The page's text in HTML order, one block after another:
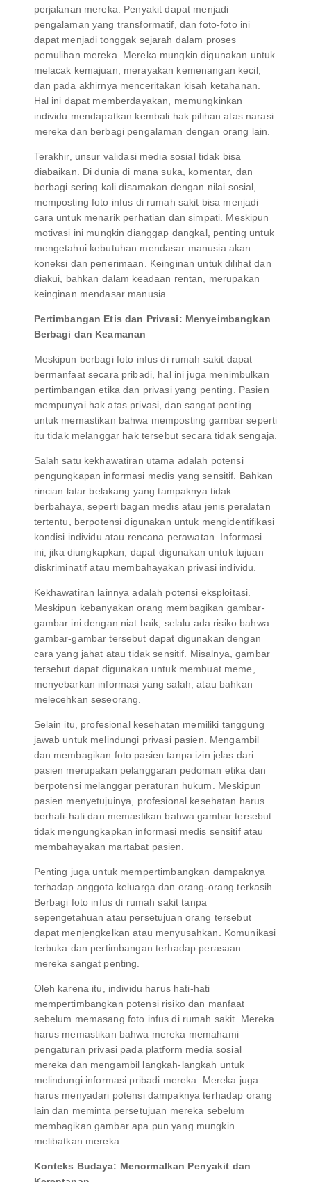
perjalanan mereka. Penyakit dapat menjadi
pengalaman yang transformatif, dan foto-foto ini
dapat menjadi tonggak sejarah dalam proses
pemulihan mereka. Mereka mungkin digunakan untuk
melacak kemajuan, merayakan kemenangan kecil,
dan pada akhirnya menceritakan kisah ketahanan.
Hal ini dapat memberdayakan, memungkinkan
individu mendapatkan kembali hak pilihan atas narasi
mereka dan berbagi pengalaman dengan orang lain.
Terakhir, unsur validasi media sosial tidak bisa
diabaikan. Di dunia di mana suka, komentar, dan
berbagi sering kali disamakan dengan nilai sosial,
memposting foto infus di rumah sakit bisa menjadi
cara untuk menarik perhatian dan simpati. Meskipun
motivasi ini mungkin dianggap dangkal, penting untuk
mengetahui kebutuhan mendasar manusia akan
koneksi dan penerimaan. Keinginan untuk dilihat dan
diakui, bahkan dalam keadaan rentan, merupakan
keinginan mendasar manusia.
Pertimbangan Etis dan Privasi: Menyeimbangkan
Berbagi dan Keamanan
Meskipun berbagi foto infus di rumah sakit dapat
bermanfaat secara pribadi, hal ini juga menimbulkan
pertimbangan etika dan privasi yang penting. Pasien
mempunyai hak atas privasi, dan sangat penting
untuk memastikan bahwa memposting gambar seperti
itu tidak melanggar hak tersebut secara tidak sengaja.
Salah satu kekhawatiran utama adalah potensi
pengungkapan informasi medis yang sensitif. Bahkan
rincian latar belakang yang tampaknya tidak
berbahaya, seperti bagan medis atau jenis peralatan
tertentu, berpotensi digunakan untuk mengidentifikasi
kondisi individu atau rencana perawatan. Informasi
ini, jika diungkapkan, dapat digunakan untuk tujuan
diskriminatif atau membahayakan privasi individu.
Kekhawatiran lainnya adalah potensi eksploitasi.
Meskipun kebanyakan orang membagikan gambar-
gambar ini dengan niat baik, selalu ada risiko bahwa
gambar-gambar tersebut dapat digunakan dengan
cara yang jahat atau tidak sensitif. Misalnya, gambar
tersebut dapat digunakan untuk membuat meme,
menyebarkan informasi yang salah, atau bahkan
melecehkan seseorang.
Selain itu, profesional kesehatan memiliki tanggung
jawab untuk melindungi privasi pasien. Mengambil
dan membagikan foto pasien tanpa izin jelas dari
pasien merupakan pelanggaran pedoman etika dan
berpotensi melanggar peraturan hukum. Meskipun
pasien menyetujuinya, profesional kesehatan harus
berhati-hati dan memastikan bahwa gambar tersebut
tidak mengungkapkan informasi medis sensitif atau
membahayakan martabat pasien.
Penting juga untuk mempertimbangkan dampaknya
terhadap anggota keluarga dan orang-orang terkasih.
Berbagi foto infus di rumah sakit tanpa
sepengetahuan atau persetujuan orang tersebut
dapat menjengkelkan atau menyusahkan. Komunikasi
terbuka dan pertimbangan terhadap perasaan
mereka sangat penting.
Oleh karena itu, individu harus hati-hati
mempertimbangkan potensi risiko dan manfaat
sebelum memasang foto infus di rumah sakit. Mereka
harus memastikan bahwa mereka memahami
pengaturan privasi pada platform media sosial
mereka dan mengambil langkah-langkah untuk
melindungi informasi pribadi mereka. Mereka juga
harus menyadari potensi dampaknya terhadap orang
lain dan meminta persetujuan mereka sebelum
membagikan gambar apa pun yang mungkin
melibatkan mereka.
Konteks Budaya: Menormalkan Penyakit dan